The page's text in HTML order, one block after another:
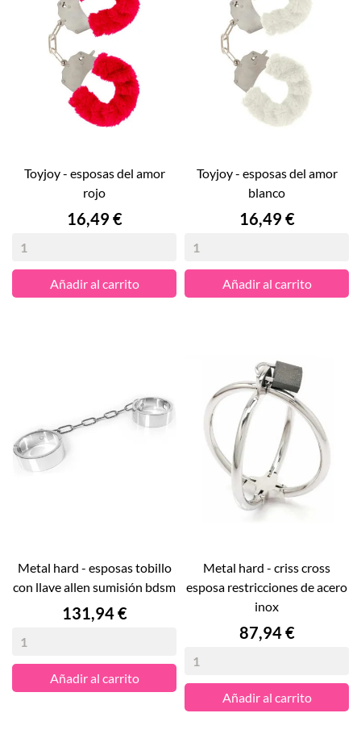
toyjoy - esposas del amor
rojo
Precio
16,49 €
Añadir al carrito
toyjoy - esposas del amor
blanco
Precio
16,49 €
Añadir al carrito
metal hard - esposas tobillo
con llave allen sumisión bdsm
Precio
131,94 €
Añadir al carrito
metal hard - criss cross
esposa restricciones de acero
inox
Precio
87,94 €
Añadir al carrito